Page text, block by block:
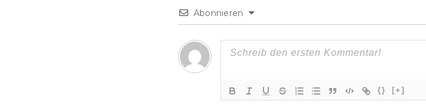
Abonnieren
{} [+]